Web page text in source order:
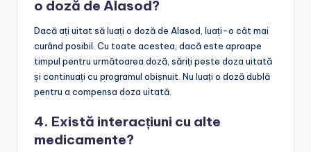
o doză de Alasod?
Dacă ați uitat să luați o doză de Alasod, luați-o cât mai
curând posibil. Cu toate acestea, dacă este aproape
timpul pentru următoarea doză, săriți peste doza uitată
și continuați cu programul obișnuit. Nu luați o doză dublă
pentru a compensa doza uitată.
4. Există interacțiuni cu alte
medicamente?